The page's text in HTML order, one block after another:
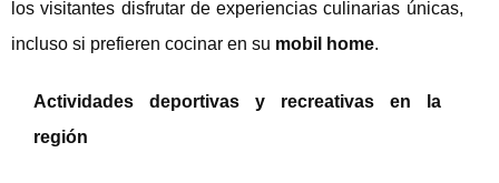
los visitantes disfrutar de experiencias culinarias únicas,
incluso si prefieren cocinar en su mobil home.
Actividades deportivas y recreativas en la
región